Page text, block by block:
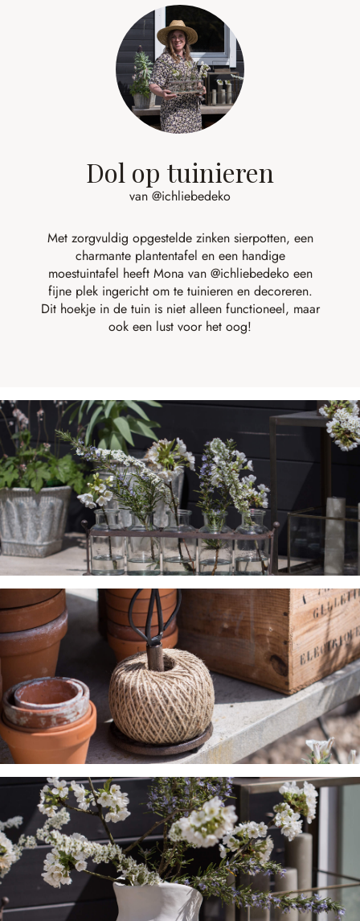
Dol op tuinieren
van @ichliebedeko
Met zorgvuldig opgestelde zinken sierpotten, een
charmante plantentafel en een handige
moestuintafel heeft Mona van @ichliebedekoeen
fijne plek ingericht om te tuinieren en decoreren.
Dit hoekje in de tuin is niet alleen functioneel, maar
ook een lust voor het oog!